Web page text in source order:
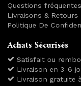
Questions fréquentes
Livraisons & Retours
Politique De
Achats Sécurisés
Satisfait ou
Livraison en 3-6
Livraison gratuite